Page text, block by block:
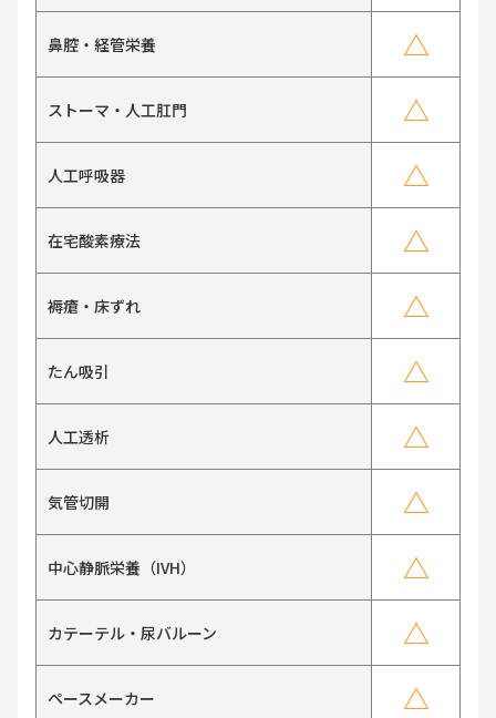
鼻腔・経管栄養 △
ストーマ・人工肛門 △
人工呼吸器 △
在宅酸素療法 △
褥瘡・床ずれ △
たん吸引 △
人工透析 △
気管切開 △
中心静脈栄養（IVH） △
カテーテル・尿バルーン △
ペースメーカー △